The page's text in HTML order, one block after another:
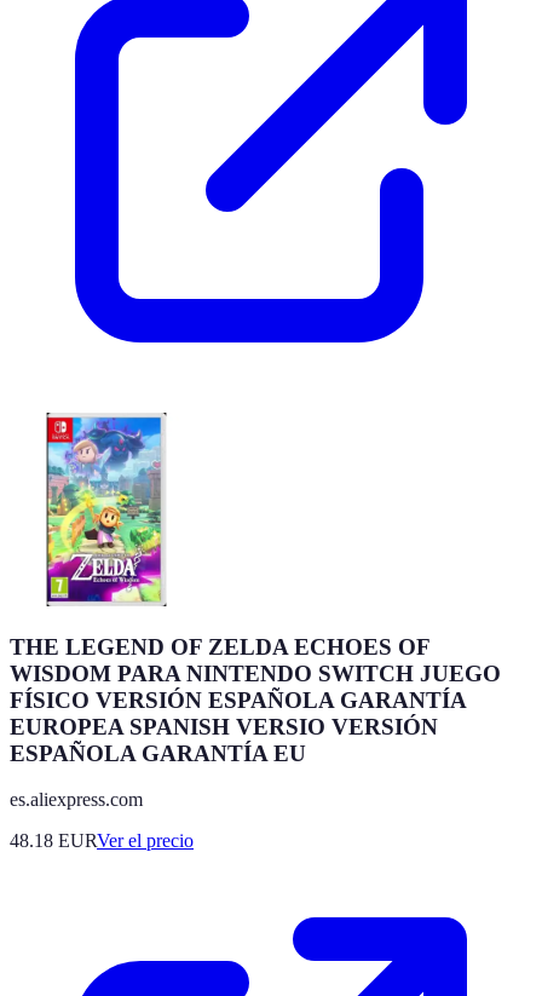
THE LEGEND OF ZELDA ECHOES OF
WISDOM PARA NINTENDO SWITCH JUEGO
FÍSICO VERSIÓN ESPAÑOLA GARANTÍA
EUROPEA SPANISH VERSIO VERSIÓN
ESPAÑOLA GARANTÍA EU
es.aliexpress.com
48.18 EURVer el precio